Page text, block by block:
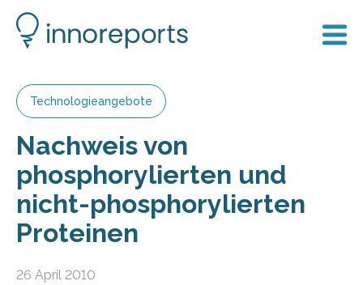
Technologieangebote
Nachweis von
phosphorylierten und
nicht-phosphorylierten
Proteinen
26 April 2010